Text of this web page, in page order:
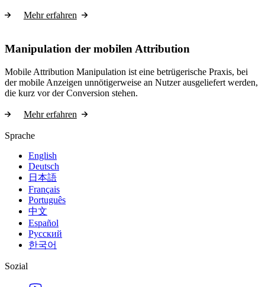
Mehr erfahren
Manipulation der mobilen Attribution
Mobile Attribution Manipulation ist eine betrügerische Praxis, bei
der mobile Anzeigen unnötigerweise an Nutzer ausgeliefert werden,
die kurz vor der Conversion stehen.
Mehr erfahren
Sprache
English
Deutsch
日本語
Français
Português
中文
Español
Русский
한국어
Sozial